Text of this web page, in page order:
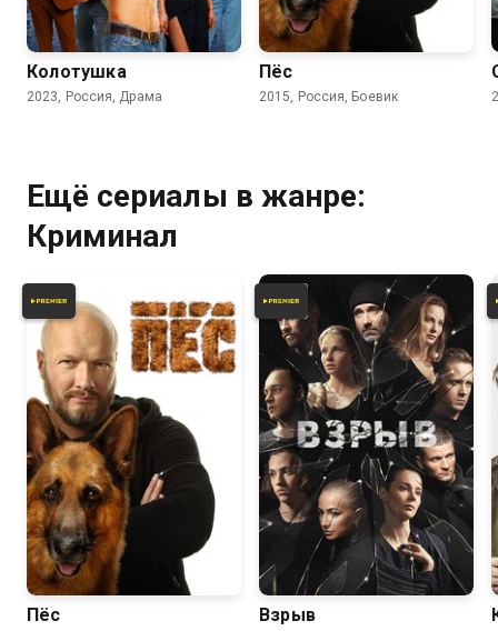
6.4
Колотушка
2023, Россия, Драма
7.2 6.2
Пёс
2015, Россия, Боевик
Ещё сериалы в жанре:
Криминал
7.2 6.2
Пёс
6.5 7.2
Взрыв